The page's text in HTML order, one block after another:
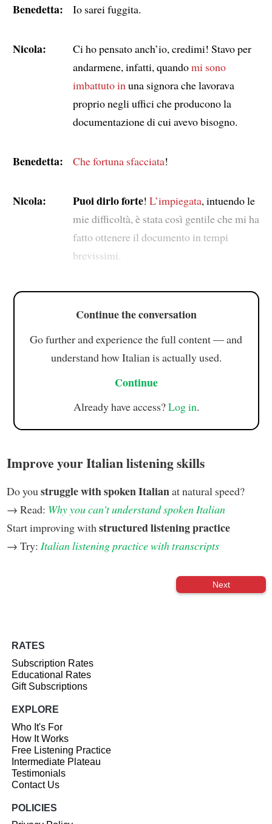
Benedetta: Io sarei fuggita.
Nicola:
Ci ho pensato anch’io, credimi! Stavo per
andarmene, infatti, quandomi sono
imbattuto in una signora che lavorava
proprio negli uffici che producono la
documentazione di cui avevo bisogno.
Benedetta: Che fortuna sfacciata!
Nicola: Puoi dirlo forte! L’impiegata, intuendo le
mie difficoltà, è stata così gentile che mi ha
fatto ottenere il documento in tempi
brevissimi.
Continue the conversation
Go further and experience the full content — and
understand how Italian is actually used.
Continue
Already have access?Log in.
Improve your Italian listening skills
Do you struggle with spoken Italianat natural speed?
→ Read: Why you can't understand spoken Italian
Start improving with structured listening practice
→ Try: Italian listening practice with transcripts
Next
RATES
Subscription Rates
Educational Rates
Gift Subscriptions
EXPLORE
Who It's For
How It Works
Free Listening Practice
Intermediate Plateau
Testimonials
Contact Us
POLICIES